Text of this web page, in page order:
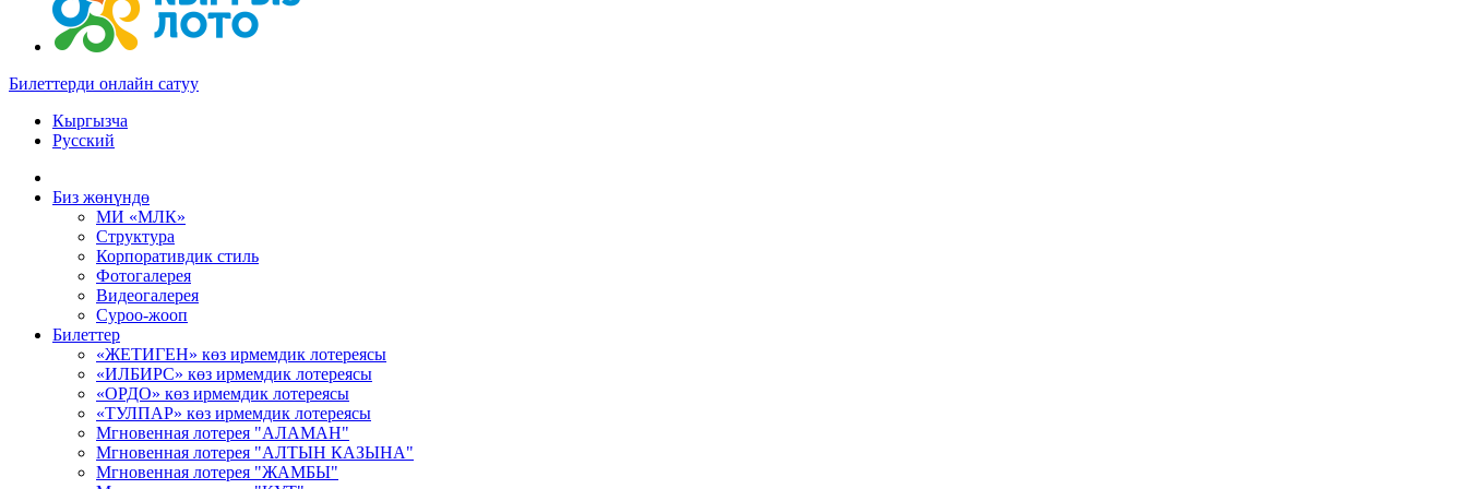
Билеттерди онлайн сатуу
Кыргызча
Русский
Биз жөнүндө
МИ «МЛК»
Структура
Корпоративдик стиль
Фотогалерея
Видеогалерея
Суроо-жооп
Билеттер
«ЖЕТИГЕН» көз ирмемдик лотереясы
«ИЛБИРС» көз ирмемдик лотереясы
«ОРДО» көз ирмемдик лотереясы
«ТУЛПАР» көз ирмемдик лотереясы
Мгновенная лотерея "АЛАМАН"
Мгновенная лотерея "АЛТЫН КАЗЫНА"
Мгновенная лотерея "ЖАМБЫ"